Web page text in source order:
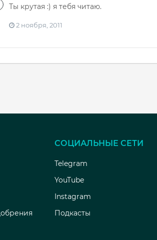
Ты крутая :) я тебя читаю.
2 ноября, 2011
СОЦИАЛЬНЫЕ СЕТИ
Telegram
YouTube
Instagram
Подкасты